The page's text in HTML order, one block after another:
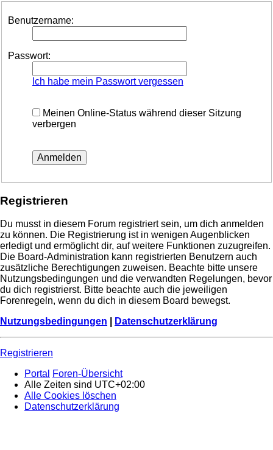
Benutzername:
Passwort:
Ich habe mein Passwort vergessen
Meinen Online-Status während dieser Sitzung
verbergen
Registrieren
Du musst in diesem Forum registriert sein, um dich anmelden
zu können. Die Registrierung ist in wenigen Augenblicken
erledigt und ermöglicht dir, auf weitere Funktionen zuzugreifen.
Die Board-Administration kann registrierten Benutzern auch
zusätzliche Berechtigungen zuweisen. Beachte bitte unsere
Nutzungsbedingungen und die verwandten Regelungen, bevor
du dich registrierst. Bitte beachte auch die jeweiligen
Forenregeln, wenn du dich in diesem Board bewegst.
Nutzungsbedingungen
Datenschutzerklärung
Registrieren
Portal
Foren-Übersicht
Alle Zeiten sind UTC+02:00
Alle Cookies löschen
Datenschutzerklärung